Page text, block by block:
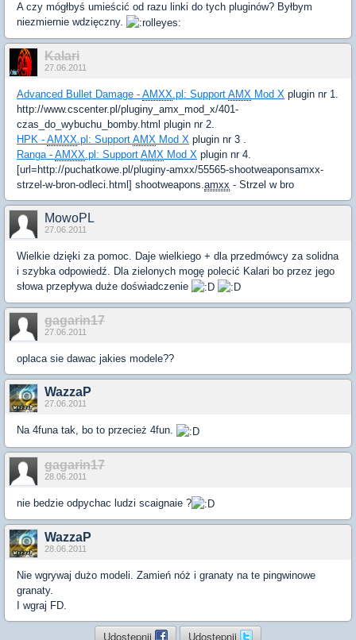
A czy mógłbyś umieścić od razu linki do tych pluginów? Byłbym
niezmiernie wdzięczny.
Kalari
27.06.2011
Advanced Bullet Damage - AMXX.pl: Support AMX Mod X plugin nr 1.
http://www.cscenter.pl/pluginy_amx_mod_x/401-
czas_do_wybuchu_bomby.html plugin nr 2.
HPK - AMXX.pl: Support AMX Mod X plugin nr 3 .
Ranga - AMXX.pl: Support AMX Mod X plugin nr 4.
[url=http://puchatkowe.pl/pluginy-amxx/55565-shootweaponsamxx-
strzel-w-bron-odleci.html] shootweapons.amxx - Strzel w bro
MowoPL
27.06.2011
Wielkie dzięki za pomoc. Daje wielkiego + dla przedmówcy za solidna
i szybka odpowiedź. Dla zielonych mogę polecić Kalari bo przez jego
słowa przepływa duże doświadczenie
gagarin17
27.06.2011
oplaca sie dawac jakies modele??
WazzaP
27.06.2011
Na 4funa tak, bo to przecież 4fun.
gagarin17
28.06.2011
nie bedzie odpychac ludzi scaignaie ?
WazzaP
28.06.2011
Nie wgrywaj dużo modeli. Zamień nóż i granaty na te pingwinowe
granaty.
I wgraj FD.
Udostępnij Udostępnij